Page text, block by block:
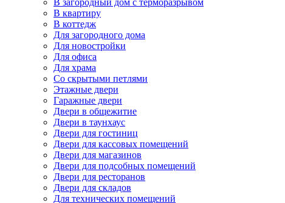
В загородный дом с терморазрывом
В квартиру
В коттедж
Для загородного дома
Для новостройки
Для офиса
Для храма
Со скрытыми петлями
Этажные двери
Гаражные двери
Двери в общежитие
Двери в таунхаус
Двери для гостиниц
Двери для кассовых помещений
Двери для магазинов
Двери для подсобных помещений
Двери для ресторанов
Двери для складов
Для технических помещений